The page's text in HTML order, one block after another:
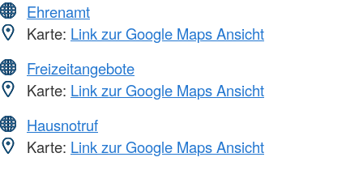
Ehrenamt
Karte: Link zur Google Maps Ansicht
Freizeitangebote
Karte: Link zur Google Maps Ansicht
Hausnotruf
Karte: Link zur Google Maps Ansicht